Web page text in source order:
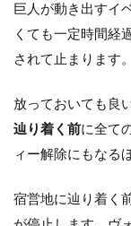
巨人が動き出すイ
くても一定時間経
されて止まります。
放っておいても良
辿り着く前に全て
ィー解除にもなる
宿営地に辿り着く